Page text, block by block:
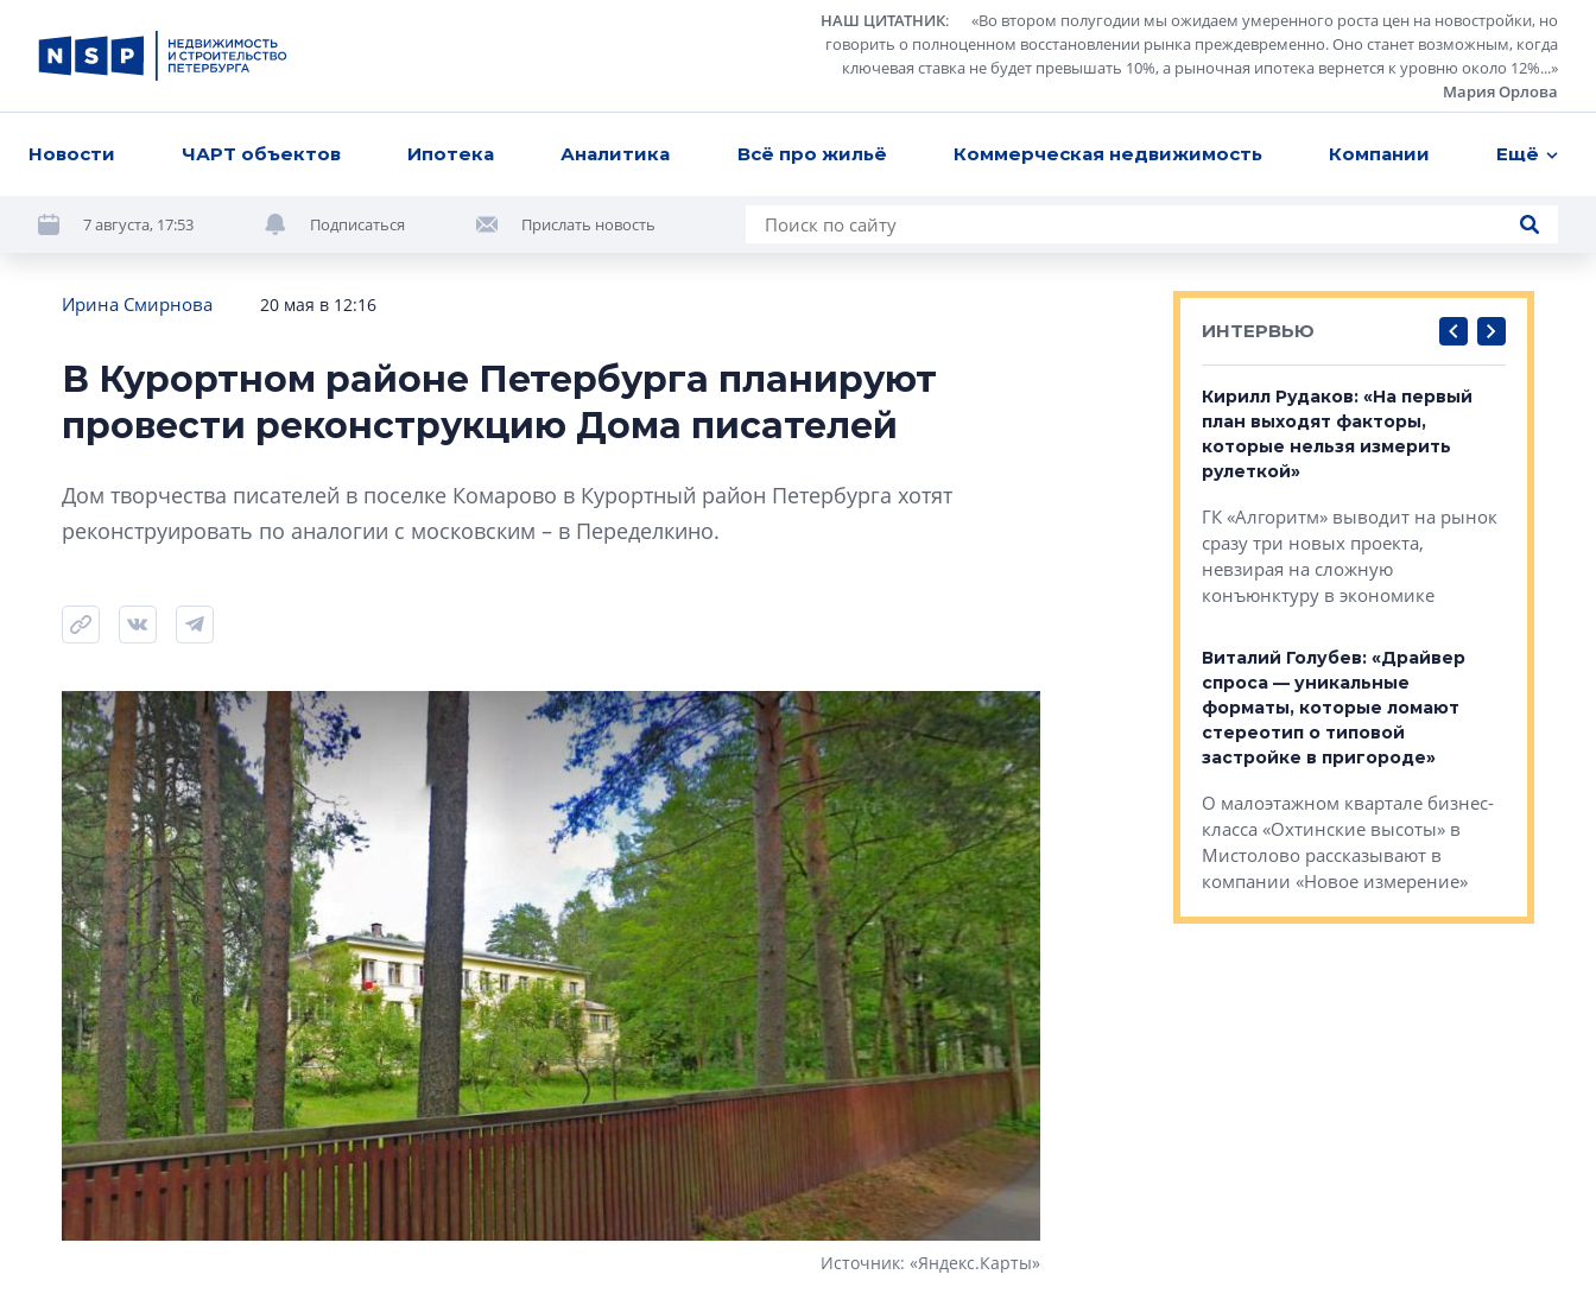
НАШ ЦИТАТНИК: «Во втором полугодии мы ожидаем умеренного роста цен на новостройки, но
говорить о полноценном восстановлении рынка преждевременно. Оно станет возможным, когда
ключевая ставка не будет превышать 10%, а рыночная ипотека вернется к уровню около 12%...»
Мария Орлова
Новости ЧАРТ объектов Ипотека Аналитика Всё про жильё Коммерческая недвижимость Компании Ещё
7 августа, 17:53 Подписаться Прислать новость
Ирина Смирнова 20 мая в 12:16
В Курортном районе Петербурга планируют
провести реконструкцию Дома писателей
Дом творчества писателей в поселке Комарово в Курортный район Петербурга хотят
реконструировать по аналогии с московским – в Переделкино.
Источник: «Яндекс.Карты»
ИНТЕРВЬЮ
Сергей Софронов: «Хороший
Что важнее для современного
– другая компания»
О потенциале «серого пояса»,
технологиях и корпоративной
культуре рассказывает
гендиректор STAVNI Александр
Свинолобов
Кирилл Рудаков: «На первый
план выходят факторы,
которые нельзя измерить
рулеткой»
ГК «Алгоритм» выводит на рынок
сразу три новых проекта,
невзирая на сложную
конъюнктуру в экономике
Виталий Голубев: «Драйвер
спроса — уникальные
форматы, которые ломают
стереотип о типовой
застройке в пригороде»
О малоэтажном квартале бизнес-
класса «Охтинские высоты» в
Мистолово рассказывают в
компании «Новое измерение»